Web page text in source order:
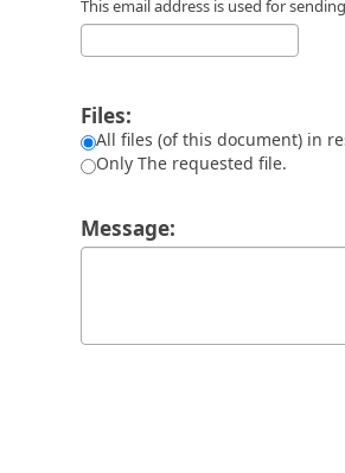
This email address is used for
Files:
All files (of this document) in
Only The requested file.
Message: